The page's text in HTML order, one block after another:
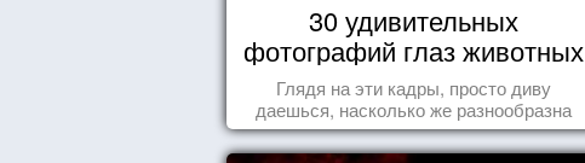
30 удивительных
фотографий глаз животных
Глядя на эти кадры, просто диву
даешься, насколько же разнообразна
природа нашего мира!